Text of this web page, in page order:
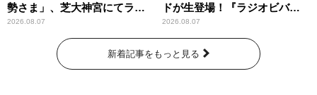
勢さま」、芝大神宮にてラン
パンプスが合格祈願！
2026.08.07
ドが生登場！『ラジオビバリ
ー昼ズ』
2026.08.07
新着記事をもっと見る